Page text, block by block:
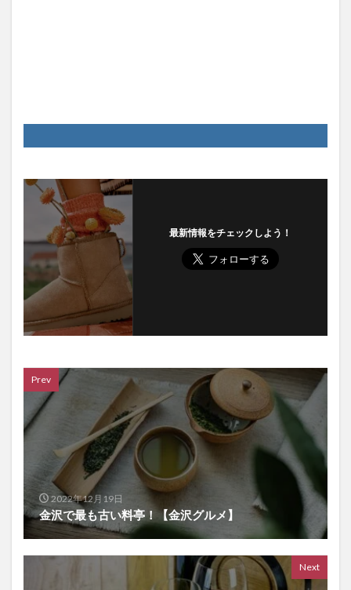
最新情報をチェックしよう！
Prev
2022年12月19日
金沢で最も古い料亭！【金沢グルメ】
Next